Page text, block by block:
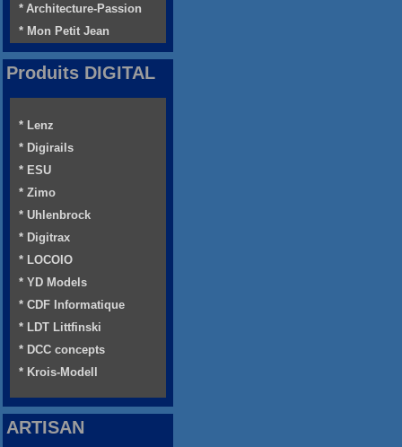
* Architecture-Passion
* Mon Petit Jean
Produits DIGITAL
* Lenz
* Digirails
* ESU
* Zimo
* Uhlenbrock
* Digitrax
* LOCOIO
* YD Models
* CDF Informatique
* LDT Littfinski
* DCC concepts
* Krois-Modell
ARTISAN